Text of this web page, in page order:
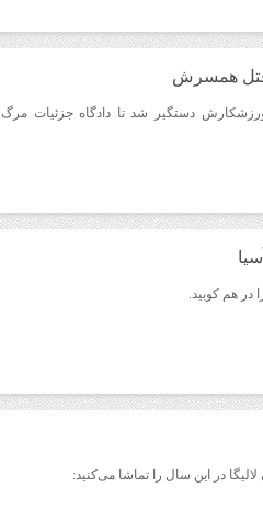
قتل همسرش
دستگیر شد تا دادگاه جزئیات مرگ
در هم کوبید.